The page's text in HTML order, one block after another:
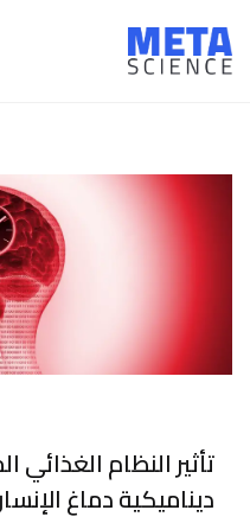
تأثير النظام
ديناميكية دماغ